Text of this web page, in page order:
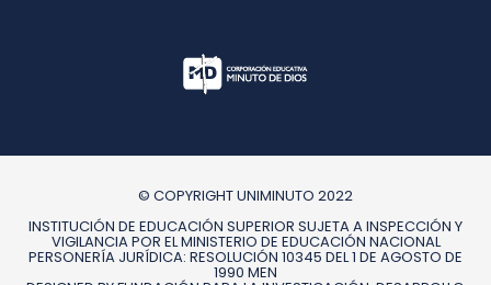
© COPYRIGHT UNIMINUTO 2022
INSTITUCIÓN DE EDUCACIÓN SUPERIOR SUJETA A INSPECCIÓN Y
VIGILANCIA POR EL MINISTERIO DE EDUCACIÓN NACIONAL
PERSONERÍA JURÍDICA: RESOLUCIÓN 10345 DEL 1 DE AGOSTO DE
1990 MEN